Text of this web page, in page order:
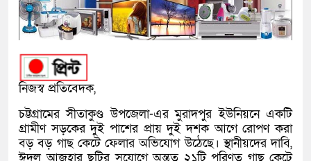
নিজস্ব প্রতিবেদক,
চট্টগ্রামেরসীতাকুণ্ড উপজেলা-এর মুরাদপুর ইউনিয়নে একটি
গ্রামীণ সড়কের দুই পাশের প্রায় দুই দশক আগে রোপণ করা
বড় বড় গাছ কেটে ফেলার অভিযোগ উঠেছে। স্থানীয়দের দাবি,
ঈদুল আজহার ছুটির সুযোগে অন্তত ২১টি পরিণত গাছ কেটে